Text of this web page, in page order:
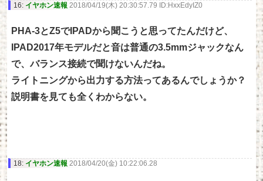
16: イヤホン速報 2018/04/19(木) 20:30:57.79 ID:HxxEdyIZ0
PHA-3とZ5でIPADから聞こうと思ってたんだけど、
IPAD2017年モデルだと音は普通の3.5mmジャックなん
で、バランス接続で聞けないんだね。
ライトニングから出力する方法ってあるんでしょうか？
説明書を見ても全くわからない。
18: イヤホン速報 2018/04/20(金) 10:22:06.28